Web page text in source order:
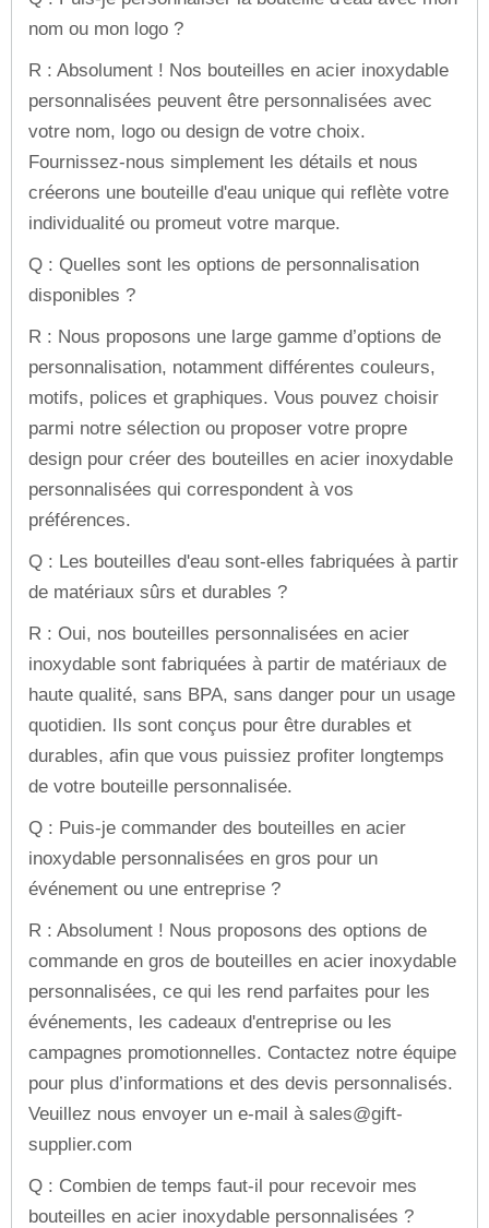
nom ou mon logo ?
R : Absolument ! Nos bouteilles en acier inoxydable
personnalisées peuvent être personnalisées avec
votre nom, logo ou design de votre choix.
Fournissez-nous simplement les détails et nous
créerons une bouteille d'eau unique qui reflète votre
individualité ou promeut votre marque.
Q : Quelles sont les options de personnalisation
disponibles ?
R : Nous proposons une large gamme d’options de
personnalisation, notamment différentes couleurs,
motifs, polices et graphiques. Vous pouvez choisir
parmi notre sélection ou proposer votre propre
design pour créer des bouteilles en acier inoxydable
personnalisées qui correspondent à vos
préférences.
Q : Les bouteilles d'eau sont-elles fabriquées à partir
de matériaux sûrs et durables ?
R : Oui, nos bouteilles personnalisées en acier
inoxydable sont fabriquées à partir de matériaux de
haute qualité, sans BPA, sans danger pour un usage
quotidien. Ils sont conçus pour être durables et
durables, afin que vous puissiez profiter longtemps
de votre bouteille personnalisée.
Q : Puis-je commander des bouteilles en acier
inoxydable personnalisées en gros pour un
événement ou une entreprise ?
R : Absolument ! Nous proposons des options de
commande en gros de bouteilles en acier inoxydable
personnalisées, ce qui les rend parfaites pour les
événements, les cadeaux d'entreprise ou les
campagnes promotionnelles. Contactez notre équipe
pour plus d’informations et des devis personnalisés.
Veuillez nous envoyer un e-mail à sales@gift-
supplier.com
Q : Combien de temps faut-il pour recevoir mes
bouteilles en acier inoxydable personnalisées ?